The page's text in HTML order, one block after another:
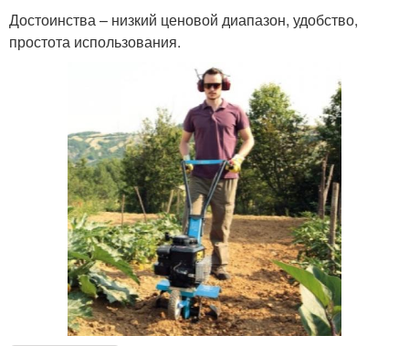
Достоинства – низкий ценовой диапазон, удобство,
простота использования.